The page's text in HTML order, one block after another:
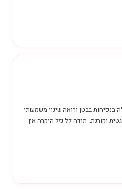
בבטן ורואה שינוי משמעותי
וקורנת.. תודה לל נזל היקרה אין